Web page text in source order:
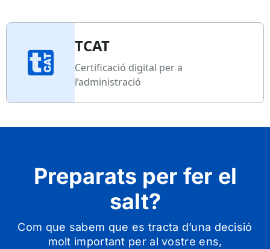
TCAT
Certificació digital per a
l’administració
Preparats per fer el
salt?
Com que sabem que es tracta d’una decisió
molt important per al vostre ens,